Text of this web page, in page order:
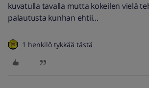
kuvatulla tavalla mutta kokeilen vielä
palautusta kunhan ehtii...
1 henkilö tykkää tästä